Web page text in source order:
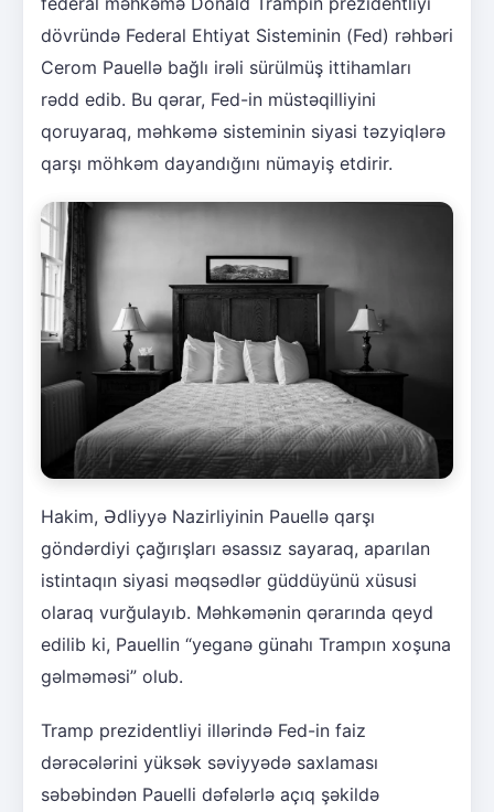
dövründə Federal Ehtiyat Sisteminin (Fed) rəhbəri
Cerom Pauellə bağlı irəli sürülmüş ittihamları
rədd edib. Bu qərar, Fed-in müstəqilliyini
qoruyaraq, məhkəmə sisteminin siyasi təzyiqlərə
qarşı möhkəm dayandığını nümayiş etdirir.
Hakim, Ədliyyə Nazirliyinin Pauellə qarşı
göndərdiyi çağırışları əsassız sayaraq, aparılan
istintaqın siyasi məqsədlər güddüyünü xüsusi
olaraq vurğulayıb. Məhkəmənin qərarında qeyd
edilib ki, Pauellin “yeganə günahı Trampın xoşuna
gəlməməsi” olub.
Tramp prezidentliyi illərində Fed-in faiz
dərəcələrini yüksək səviyyədə saxlaması
səbəbindən Pauelli dəfələrlə açıq şəkildə